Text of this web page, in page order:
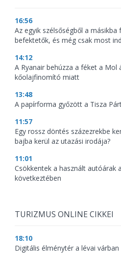
16:56
Az egyik szélsőségből a
befektetők, és még csak most
14:12
A Ryanair behúzza a féket a Mol
kőolajfinomító miatt
13:48
A papírforma győzött a Tisza
11:57
Egy rossz döntés százezrekbe
bajba kerül az utazási irodája?
11:01
Csökkentek a használt autóárak
következtében
TURIZMUS ONLINE CIKKEI
18:10
Digitális élménytér a lévai várban